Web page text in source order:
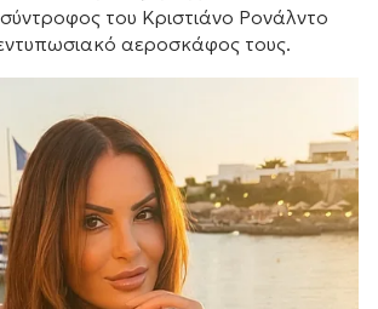
του Κριστιάνο Ρονάλντο
αεροσκάφος τους.